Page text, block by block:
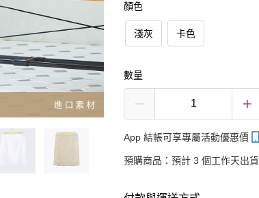
顏色
淺灰 卡色
數量
App 結帳可享專屬活動優惠價
預購商品：預計 3 個工作天出貨